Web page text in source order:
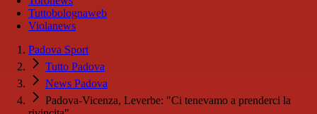
Tuttobolognaweb
Violanews
Padova Sport
Tutto Padova
News Padova
Padova-Vicenza, Leverbe: "Ci tenevamo a prenderci la